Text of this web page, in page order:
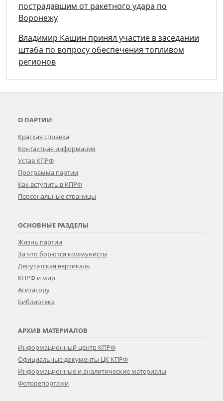
пострадавшим от ракетного удара по
Воронежу
Владимир Кашин принял участие в заседании
штаба по вопросу обеспечения топливом
регионов
О ПАРТИИ
Краткая справка
Контактная информация
Устав КПРФ
Программа партии
Как вступить в КПРФ
Персональные страницы
ОСНОВНЫЕ РАЗДЕЛЫ
Жизнь партии
За что борются коммунисты
Депутатская вертикаль
КПРФ и мир
Агитатору
Библиотека
АРХИВ МАТЕРИАЛОВ
Информационный центр КПРФ
Официальные документы ЦК КПРФ
Информационные и аналитические материалы
Фоторепортажи